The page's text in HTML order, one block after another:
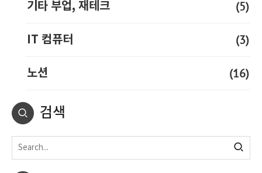
기타 부업, 재테크 (5)
IT 컴퓨터 (3)
노션 (16)
검색